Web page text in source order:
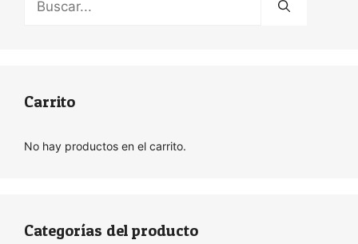
Carrito
No hay productos en el carrito.
Categorías del producto